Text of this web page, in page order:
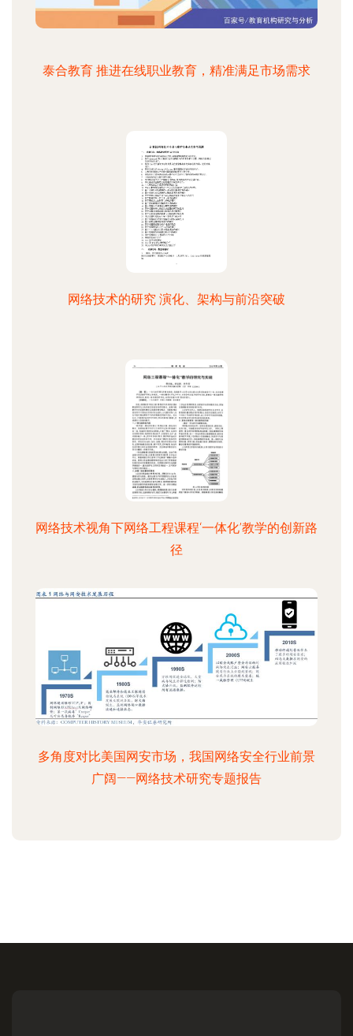
泰合教育 推进在线职业教育，精准满足市场需求
网络技术的研究 演化、架构与前沿突破
网络技术视角下网络工程课程‘一体化’教学的创新路
径
多角度对比美国网安市场，我国网络安全行业前景
广阔——网络技术研究专题报告